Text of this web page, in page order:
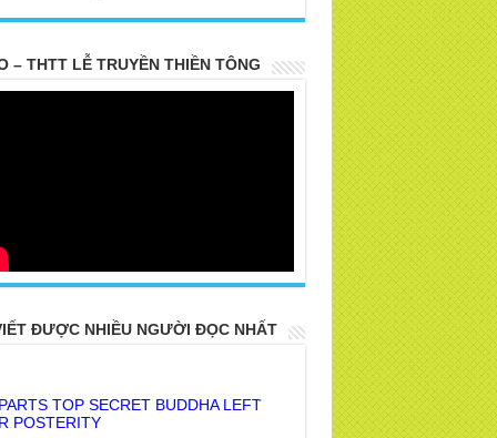
– THTT LỄ TRUYỀN THIỀN TÔNG
ĐƯỢC NHIỀU NGƯỜI ĐỌC NHẤT
TRUTH OF THE EARTH